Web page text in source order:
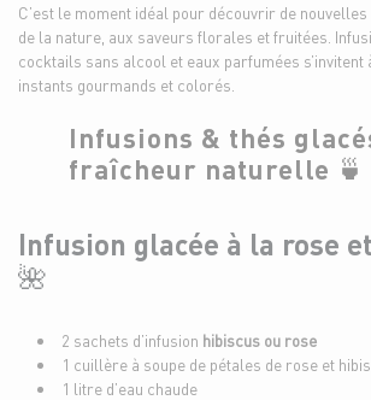
C’est le moment idéal pour découvrir de
de la nature, aux saveurs florales et fruitées.
cocktails sans alcool et eaux parfumées s’invitent
instants gourmands et colorés.
Infusions & thés
fraîcheur naturelle 🍵
Infusion glacée à la rose
🌺
2 sachets d’infusion hibiscus ou rose
1 cuillère à soupe de pétales de rose et
1 litre d’eau chaude